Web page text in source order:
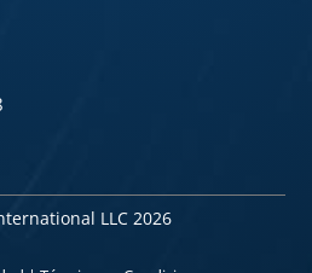
LLC 2026